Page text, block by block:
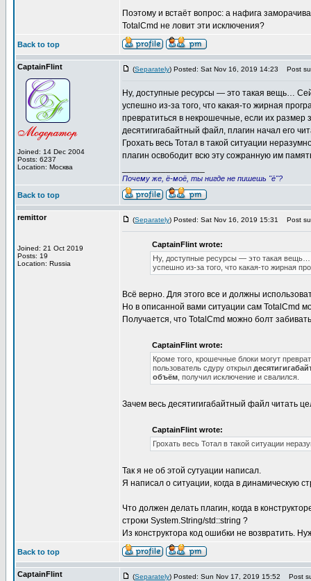
Поэтому и встаёт вопрос: а нафига
TotalCmd не ловит эти исключения?
Back to top
CaptainFlint
Joined: 14 Dec 2004
Posts: 6237
Location: Москва
(Separately) Posted: Sat Nov 16, 2019 14:23 Post
Ну, доступные ресурсы — это такая вещь…
успешно из-за того, что какая-то жирная
превратиться в некрошечные, если их размер
десятигигабайтный файл, плагин начал его
Грохать весь Тотал в такой ситуации
плагин освободит всю эту сожранную им
Почему же, ё-моё, ты нигде не пишешь "ё"?
Back to top
remittor
Joined: 21 Oct 2019
Posts: 19
Location: Russia
(Separately) Posted: Sat Nov 16, 2019 15:31 Post
CaptainFlint wrote:
Ну, доступные ресурсы — это такая вещь…
успешно из-за того, что какая-то жирная
Всё верно. Для этого все и должны
Но в описанной вами ситуации сам TotalCmd
Получается, что TotalCmd можно болт
CaptainFlint wrote:
Кроме того, крошечные блоки могут
пользователь сдуру открыл
объём , получил исключение и свалился.
Зачем весь десятигигабайтный файл читать
CaptainFlint wrote:
Грохать весь Тотал в такой ситуации
Так я не об этой сутуации написал.
Я написал о ситуации, когда в динамическую
Что должен делать плагин, когда в
строки System.String/std::string ?
Из конструктора код ошибки не возвратить.
Back to top
CaptainFlint (Separately) Posted: Sun Nov 17, 2019 15:52 Post